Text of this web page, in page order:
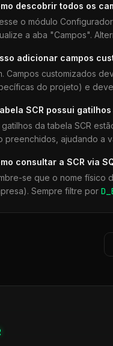
descobrir todos os
o módulo
a aba "Campos".
adicionar campos
Campos customizados
do projeto) e
SCR possui
gatilhos da tabela SCR
preenchidos, ajudando a
consultar a SCR via
se que o nome físico
Sempre filtre por